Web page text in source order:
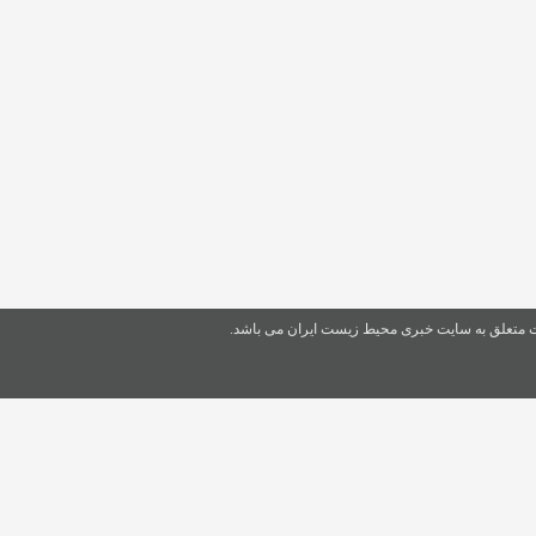
متعلق به سایت خبری محیط زیست ایران می باشد.